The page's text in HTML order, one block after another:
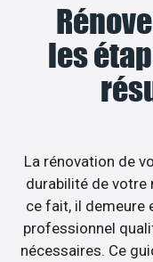
les
La rénovation de
durabilité de votre
ce fait, il demeure
professionnel
nécessaires. Ce